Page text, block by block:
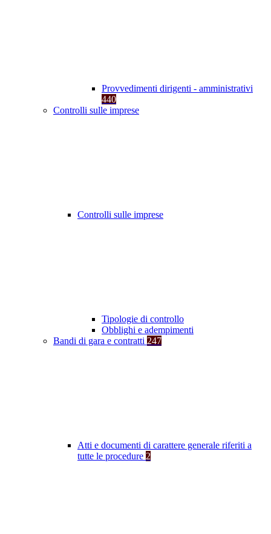
Provvedimenti dirigenti - amministrativi
440
Controlli sulle imprese
Controlli sulle imprese
Tipologie di controllo
Obblighi e adempimenti
Bandi di gara e contratti 247
Atti e documenti di carattere generale riferiti a
tutte le procedure 2